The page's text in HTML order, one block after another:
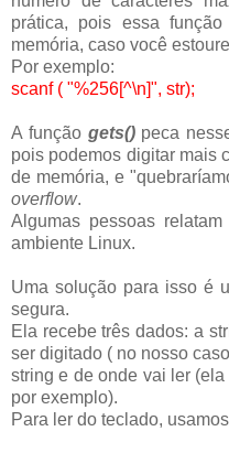
prática, pois essa
memória, caso você
Por exemplo:
scanf ( "%256[^\n]", str);
A função gets()peca
pois podemos digitar mais
de memória, e
overflow.
Algumas pessoas
ambiente Linux.
Uma solução para isso é
segura.
Ela recebe três dados: a
ser digitado ( no nosso
string e de onde vai ler
por exemplo).
Para ler do teclado, usamos